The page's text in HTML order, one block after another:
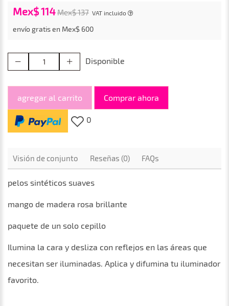
Mex$ 114 Mex$ 137 VAT incluido
envío gratis en Mex$ 600
Disponible
agregar al carrito Comprar ahora
0
Visión de conjunto Reseñas (0) FAQs
pelos sintéticos suaves
mango de madera rosa brillante
paquete de un solo cepillo
Ilumina la cara y desliza con reflejos en las áreas que
necesitan ser iluminadas. Aplica y difumina tu iluminador
favorito.